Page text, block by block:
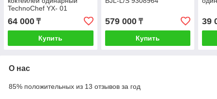
TechnoChef YX- 01
64 000 ₸
Купить
579 000₸
Купить
39
О нас
85% положительных из 13 отзывов за год